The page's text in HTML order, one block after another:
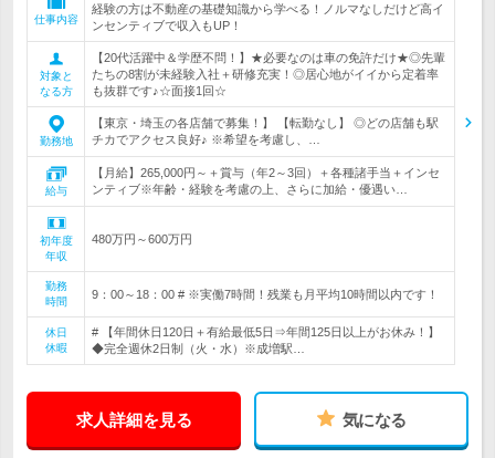
仕事内容
経験の方は不動産の基礎知識から学べる！ノルマなしだけど高イ
ンセンティブで収入もUP！
対象と
なる方
【20代活躍中＆学歴不問！】★必要なのは車の免許だけ★◎先輩
たちの8割が未経験入社＋研修充実！◎居心地がイイから定着率
も抜群です♪☆面接1回☆
勤務地
【東京・埼玉の各店舗で募集！】 【転勤なし】 ◎どの店舗も駅
チカでアクセス良好♪ ※希望を考慮し、…
給与
【月給】265,000円～＋賞与（年2～3回）＋各種諸手当＋インセ
ンティブ※年齢・経験を考慮の上、さらに加給・優遇い…
初年度
年収
480万円～600万円
勤務
時間
9：00～18：00 # ※実働7時間！残業も月平均10時間以内です！
休日
休暇
# 【年間休日120日＋有給最低5日⇒年間125日以上がお休み！】
◆完全週休2日制（火・水）※成増駅…
求人詳細を見る 気になる